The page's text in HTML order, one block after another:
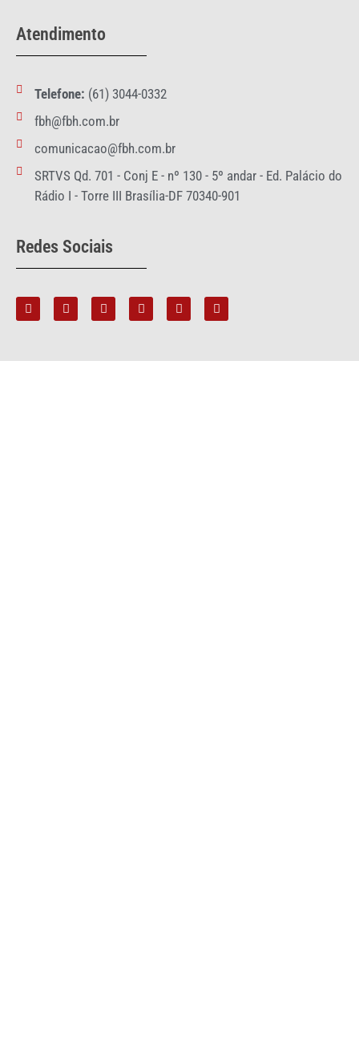
Atendimento
Telefone: (61) 3044-0332
fbh@fbh.com.br
comunicacao@fbh.com.br
SRTVS Qd. 701 - Conj E - nº 130 - 5º andar - Ed. Palácio do
Rádio I - Torre III Brasília-DF 70340-901
Redes Sociais